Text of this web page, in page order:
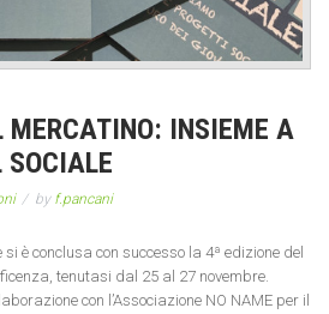
MERCATINO: INSIEME A
SOCIALE
by f.pancani
è conclusa con successo la 4ª edizione del
tenutasi dal 25 al 27 novembre.
con l’Associazione NO NAME per il